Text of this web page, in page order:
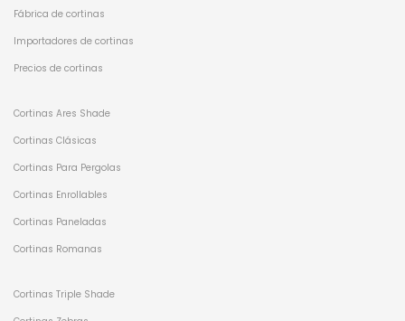
Fábrica de cortinas
Importadores de cortinas
Precios de cortinas
Cortinas Ares Shade
Cortinas Clásicas
Cortinas Para Pergolas
Cortinas Enrollables
Cortinas Paneladas
Cortinas Romanas
Cortinas Triple Shade